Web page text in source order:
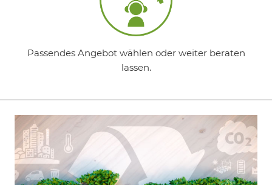
Passendes Angebot wählen oder weiter beraten
lassen.